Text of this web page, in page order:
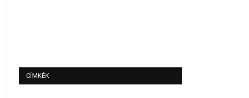
CÍMKÉK